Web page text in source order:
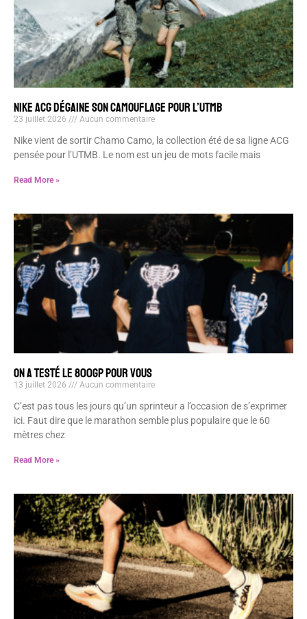
NIKE ACG DÉGAINE SON CAMOUFLAGE POUR L’UTMB
23 juillet 2026 Aucun commentaire
Nike vient de sortir Chamo Camo, la collection été de sa ligne ACG
pensée pour l’UTMB. Le nom est un jeu de mots facile mais
Read More »
ON A TESTÉ LE 800GP POUR VOUS
13 juillet 2026 Aucun commentaire
C’est pas tous les jours qu’un sprinteur a l’occasion de s’exprimer
ici. Faut dire que le marathon semble plus populaire que le 60
mètres chez
Read More »